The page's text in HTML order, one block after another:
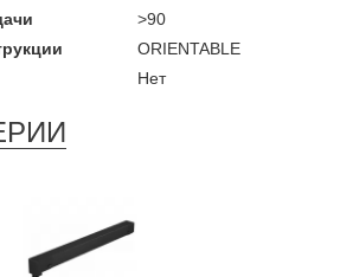
>90
ORIENTABLE
Нет